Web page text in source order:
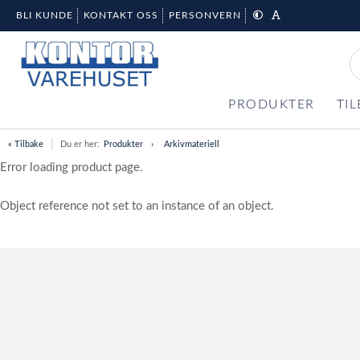
BLI KUNDE KONTAKT OSS PERSONVERN
PRODUKTER
« Tilbake Du er her: Produkter Arkivmateriell
Error loading product page.
Object reference not set to an instance of an object.